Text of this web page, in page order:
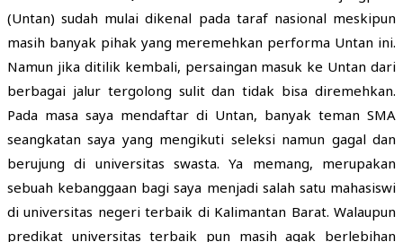
(Untan) sudah mulai dikenal pada taraf nasional meskipun
masih banyak pihak yang meremehkan performa Untan ini.
Namun jika ditilik kembali, persaingan masuk ke Untan dari
berbagai jalur tergolong sulit dan tidak bisa diremehkan.
Pada masa saya mendaftar di Untan, banyak teman SMA
seangkatan saya yang mengikuti seleksi namun gagal dan
berujung di universitas swasta. Ya memang, merupakan
sebuah kebanggaan bagi saya menjadi salah satu mahasiswi
di universitas negeri terbaik di Kalimantan Barat. Walaupun
predikat universitas terbaik pun masih agak berlebihan